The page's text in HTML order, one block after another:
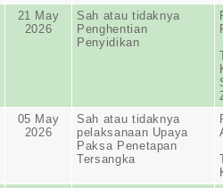
21 May
2026
Sah atau tidaknya
Penghentian
Penyidikan
05 May
2026
Sah atau tidaknya
pelaksanaan Upaya
Paksa Penetapan
Tersangka